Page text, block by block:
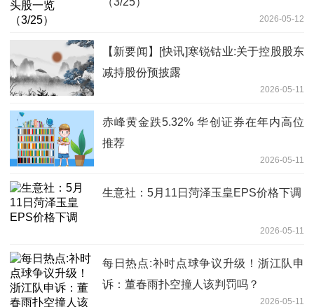
2026-05-12
【新要闻】[快讯]寒锐钴业:关于控股股东
减持股份预披露
2026-05-11
赤峰黄金跌5.32% 华创证券在年内高位
推荐
2026-05-11
生意社：5月11日菏泽玉皇EPS价格下调
2026-05-11
每日热点:补时点球争议升级！浙江队申
诉：董春雨扑空撞人该判罚吗？
2026-05-11